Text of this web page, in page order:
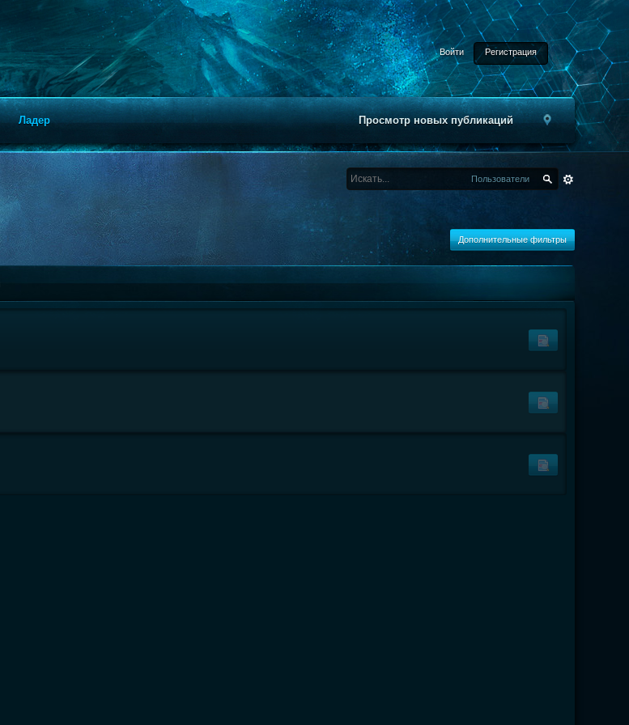
Войти Регистрация
Просмотр новых публикаций
Ладер
Пользователи
Дополнительные фильтры